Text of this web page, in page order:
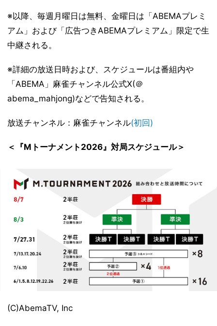
※以降、毎週月曜日は無料、金曜日は「ABEMAプレミ
アム」および「広告つきABEMAプレミアム」限定で生
中継される。
※詳細の放送日時および、スケジュールは番組内や
「ABEMA」麻雀チャンネル公式X(＠
abema_mahjong)などで告知される。
放送チャンネル：麻雀チャンネル(初回)
＜『Mトーナメント2026』対局スケジュール＞
(C)AbemaTV, Inc